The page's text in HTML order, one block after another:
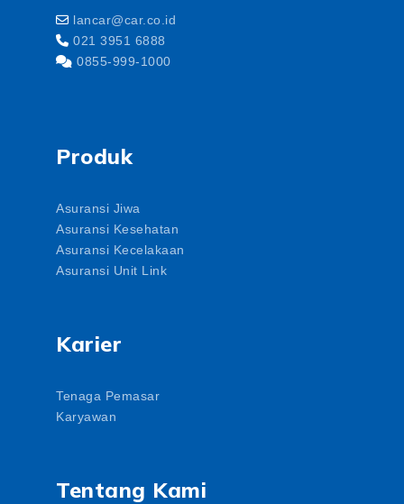
lancar@car.co.id
021 3951 6888
0855-999-1000
Produk
Asuransi Jiwa
Asuransi Kesehatan
Asuransi Kecelakaan
Asuransi Unit Link
Karier
Tenaga Pemasar
Karyawan
Tentang Kami